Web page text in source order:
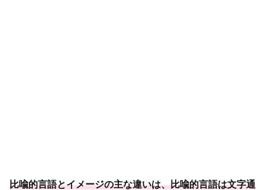
比喩的言語とイメージの主な違いは、比喩的言語は文字通